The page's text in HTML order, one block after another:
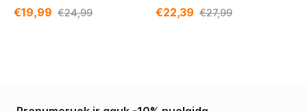
€19,99 €24,99 €22,39 €27,99